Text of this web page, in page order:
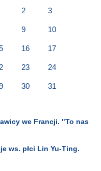
2 3
9 10
16 17
23 24
30 31
we Francji. "To nas
ws. płci Lin Yu-Ting.